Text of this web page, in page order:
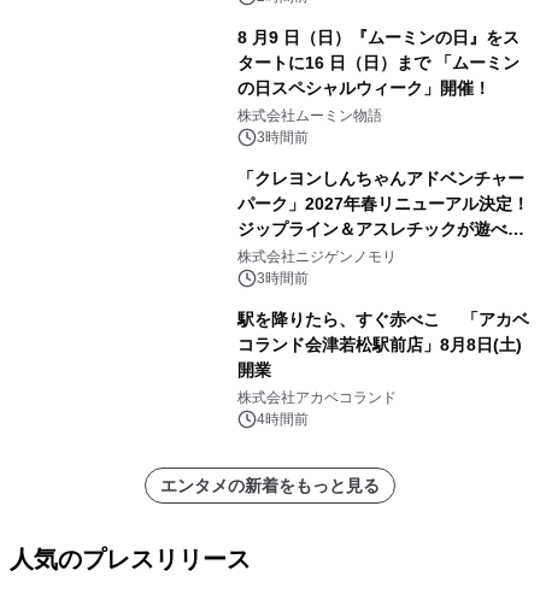
8 月9 日（日）『ムーミンの日』をス
タートに16 日（日）まで 「ムーミン
の日スペシャルウィーク」開催！
株式会社ムーミン物語
3時間前
「クレヨンしんちゃんアドベンチャー
パーク」2027年春リニューアル決定！
ジップライン＆アスレチックが遊べる
のは今年が最後！ 「ラスト！ドキがム
ネムネ～大作戦！」始動
株式会社ニジゲンノモリ
3時間前
駅を降りたら、すぐ赤べこ 「アカベ
コランド会津若松駅前店」8月8日(土)
開業
株式会社アカベコランド
4時間前
エンタメの新着をもっと見る
人気のプレスリリース